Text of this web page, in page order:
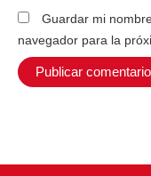
Guardar mi
navegador para la